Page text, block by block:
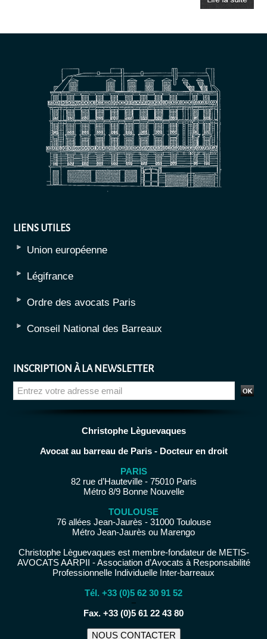
LIENS UTILES
Union européenne
Légifrance
Ordre des avocats Paris
Conseil National des Barreaux
INSCRIPTION À LA NEWSLETTER
Christophe Lèguevaques
Avocat au barreau de Paris - Docteur en droit
PARIS
82 rue d’Hauteville - 75010 Paris
Métro 8/9 Bonne Nouvelle
TOULOUSE
76 allées Jean-Jaurès - 31000 Toulouse
Métro Jean-Jaurès ou Marengo
Christophe Lèguevaques est membre-fondateur de METIS-
AVOCATS AARPII - Association d’Avocats à Responsabilité
Professionnelle Individuelle Inter-barreaux
Tél. +33 (0)5 62 30 91 52
−
Fax. +33 (0)5 61 22 43 80
NOUS CONTACTER